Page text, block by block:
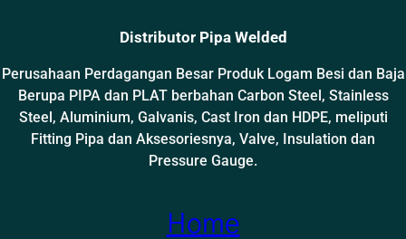
Distributor Pipa Welded
Perusahaan Perdagangan Besar Produk Logam Besi dan Baja
Berupa PIPA dan PLAT berbahan Carbon Steel, Stainless
Steel, Aluminium, Galvanis, Cast Iron dan HDPE, meliputi
Fitting Pipa dan Aksesoriesnya, Valve, Insulation dan
Pressure Gauge.
Home